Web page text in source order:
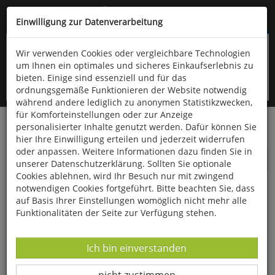
Kompletten Head der Seite überspringen
oder (06766) 9323-960
Startseite Bücher Aula-Verlag Insekten & Wirbellose
Insekten & Wirbellose
Einwilligung zur Datenverarbeitung
Wir verwenden Cookies oder vergleichbare Technologien
um Ihnen ein optimales und sicheres Einkaufserlebnis zu
bieten. Einige sind essenziell und für das
ordnungsgemäße Funktionieren der Website notwendig
während andere lediglich zu anonymen Statistikzwecken,
für Komforteinstellungen oder zur Anzeige
personalisierter Inhalte genutzt werden. Dafür können Sie
hier Ihre Einwilligung erteilen und jederzeit widerrufen
oder anpassen. Weitere Informationen dazu finden Sie in
unserer Datenschutzerklärung. Sollten Sie optionale
Cookies ablehnen, wird Ihr Besuch nur mit zwingend
notwendigen Cookies fortgeführt. Bitte beachten Sie, dass
auf Basis Ihrer Einstellungen womöglich nicht mehr alle
Funktionalitäten der Seite zur Verfügung stehen.
Datenverarbeitung -
Ich bin einverstanden